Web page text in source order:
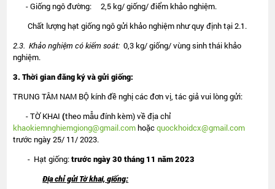
- Giống ngô đường: 2,5 kg/ giống/ điểm khảo nghiệm.
Chất lượng hạt giống ngô gửi khảo nghiệm như quy định tại 2.1.
2.3. Khảo nghiệm có kiểm soát: 0,3 kg/ giống/ vùng sinh thái khảo
nghiệm.
3. Thời gian đăng ký và gửi giống:
TRUNG TÂM NAM BỘ kính đề nghị các đơn vị, tác giả vui lòng gửi:
- TỜ KHAI(theo mẫu đính kèm) về địa chỉ
khaokiemnghiemgiong@gmail.comhoặcquockhoidcx@gmail.com
trước ngày 25/ 11/ 2023.
- Hạt giống:trước ngày30 tháng 11 năm 2023
Địa chỉ gửiTờ khai,giống: